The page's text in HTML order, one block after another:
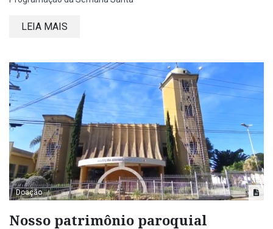
LEIA MAIS
Doação
Nosso patrimônio paroquial